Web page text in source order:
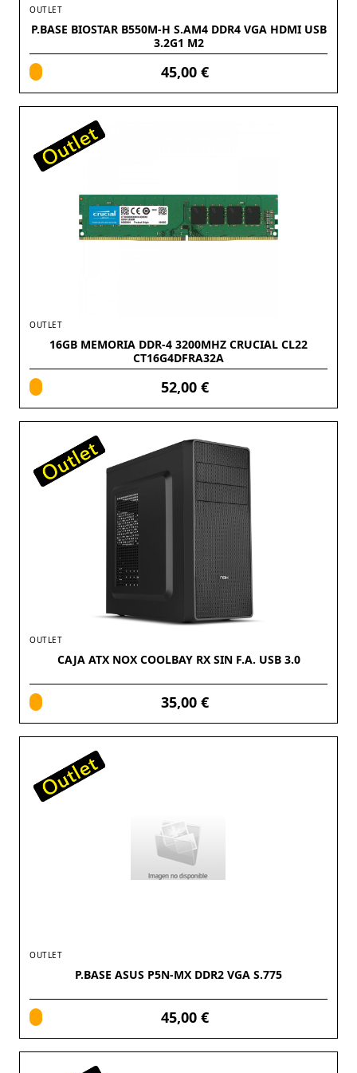
OUTLET
P.BASE BIOSTAR B550M-H S.AM4 DDR4 VGA HDMI USB
3.2G1 M2
45,00 €
OUTLET
16GB MEMORIA DDR-4 3200MHZ CRUCIAL CL22
CT16G4DFRA32A
52,00 €
OUTLET
CAJA ATX NOX COOLBAY RX SIN F.A. USB 3.0
35,00 €
OUTLET
P.BASE ASUS P5N-MX DDR2 VGA S.775
45,00 €